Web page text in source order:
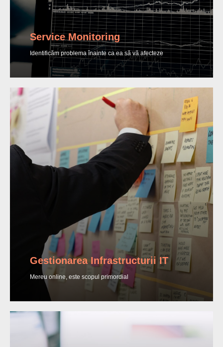
Service Monitoring
Identificăm problema înainte ca ea să vă afecteze
Gestionarea Infrastructurii IT
Mereu online, este scopul primordial